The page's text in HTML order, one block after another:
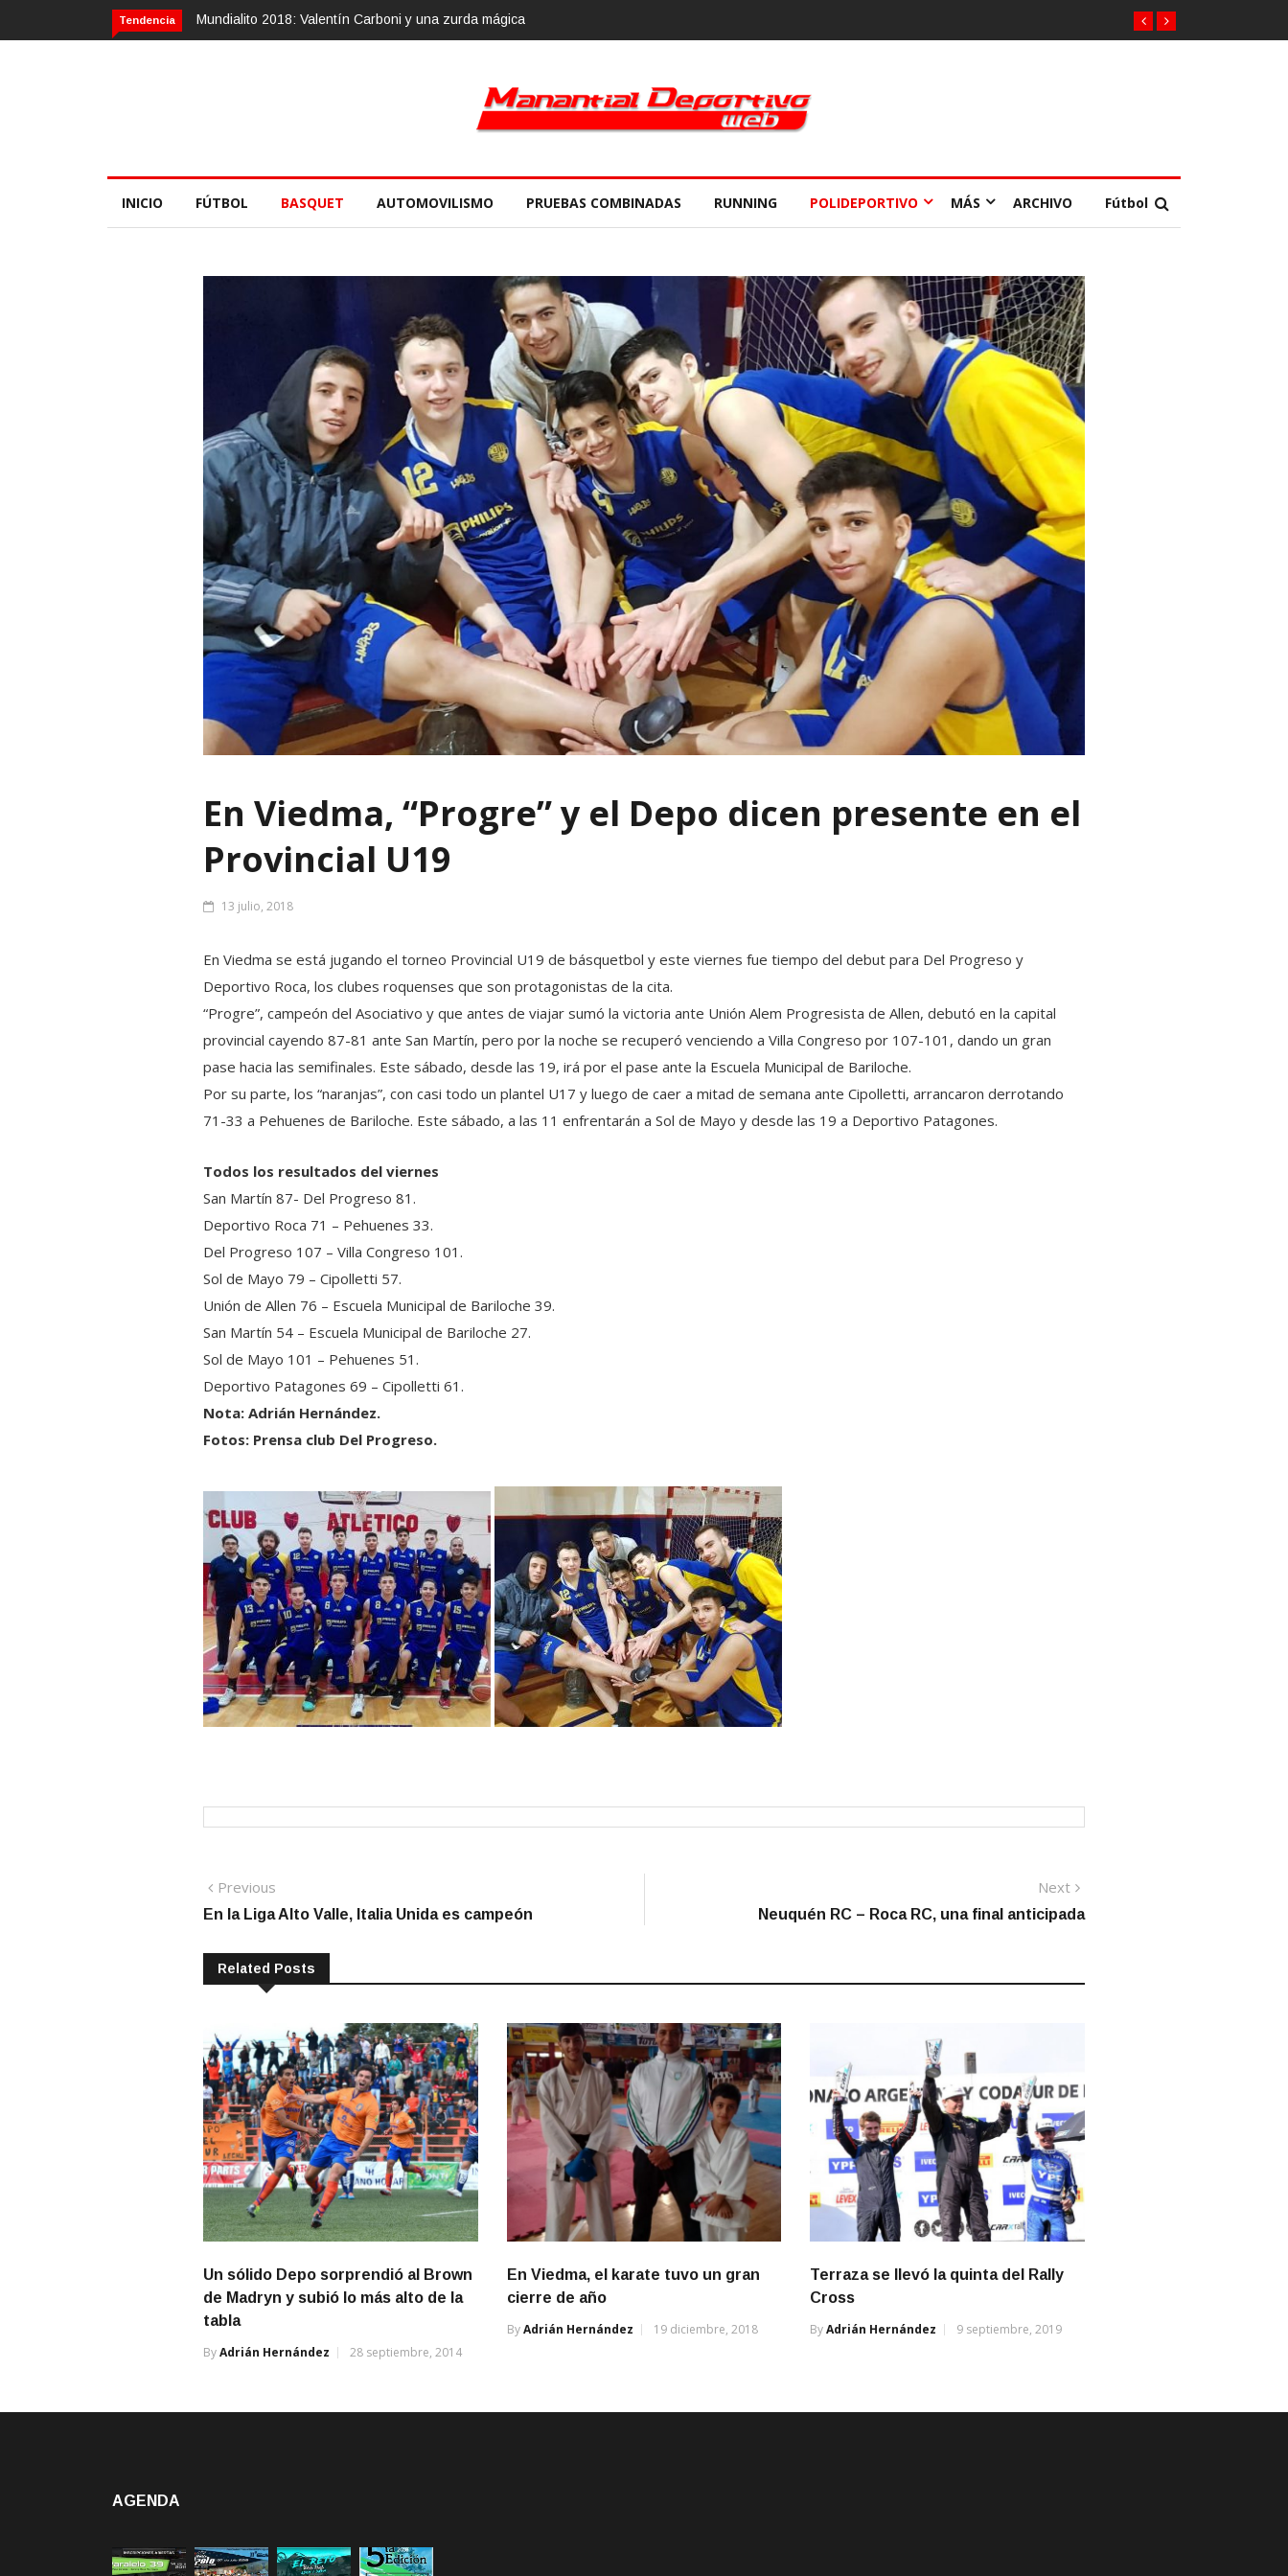
Tendencia
Valentín Carboni y una zurda mágicaCalvario Race 2018, 10 de noviembre
INICIO FÚTBOL BASQUET AUTOMOVILISMO PRUEBAS COMBINADAS RUNNING POLIDEPORTIVO MÁS ARCHIVO Fútbol
En Viedma, “Progre” y el Depo dicen presente en el
Provincial U19
13 julio, 2018
En Viedma se está jugando el torneo Provincial U19 de básquetbol y este viernes fue tiempo del debut para Del Progreso y
Deportivo Roca, los clubes roquenses que son protagonistas de la cita.
“Progre”, campeón del Asociativo y que antes de viajar sumó la victoria ante Unión Alem Progresista de Allen, debutó en la capital
provincial cayendo 87-81 ante San Martín, pero por la noche se recuperó venciendo a Villa Congreso por 107-101, dando un gran
pase hacia las semifinales. Este sábado, desde las 19, irá por el pase ante la Escuela Municipal de Bariloche.
Por su parte, los “naranjas”, con casi todo un plantel U17 y luego de caer a mitad de semana ante Cipolletti, arrancaron derrotando
71-33 a Pehuenes de Bariloche. Este sábado, a las 11 enfrentarán a Sol de Mayo y desde las 19 a Deportivo Patagones.
Todos los resultados del viernes
San Martín 87- Del Progreso 81.
Deportivo Roca 71 – Pehuenes 33.
Del Progreso 107 – Villa Congreso 101.
Sol de Mayo 79 – Cipolletti 57.
Unión de Allen 76 – Escuela Municipal de Bariloche 39.
San Martín 54 – Escuela Municipal de Bariloche 27.
Sol de Mayo 101 – Pehuenes 51.
Deportivo Patagones 69 – Cipolletti 61.
Nota: Adrián Hernández.
Fotos: Prensa club Del Progreso.
Navegación
de
entradas
Previous
post:
En la Liga Alto Valle, Italia Unida es campeón
Next
post:
Neuquén RC – Roca RC, una final anticipada
Related Posts
Un sólido Depo sorprendió al Brown
de Madryn y subió lo más alto de la
tabla
ByAdrián Hernández 28 septiembre, 2014
En Viedma, el karate tuvo un gran
cierre de año
ByAdrián Hernández 19 diciembre, 2018
Terraza se llevó la quinta del Rally
Cross
ByAdrián Hernández 9 septiembre, 2019
AGENDA